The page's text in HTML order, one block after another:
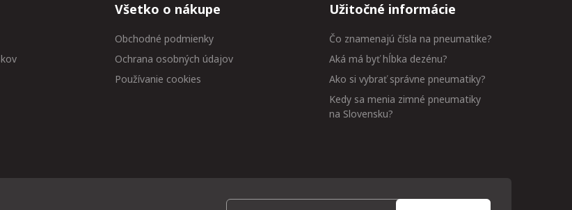
Všetko o nákupe
Obchodné podmienky
Ochrana osobných údajov
Používanie cookies
Užitočné informácie
Čo znamenajú čísla na pneumatike?
Aká má byť hĺbka dezénu?
Ako si vybrať správne pneumatiky?
Kedy sa menia zimné pneumatiky
na Slovensku?